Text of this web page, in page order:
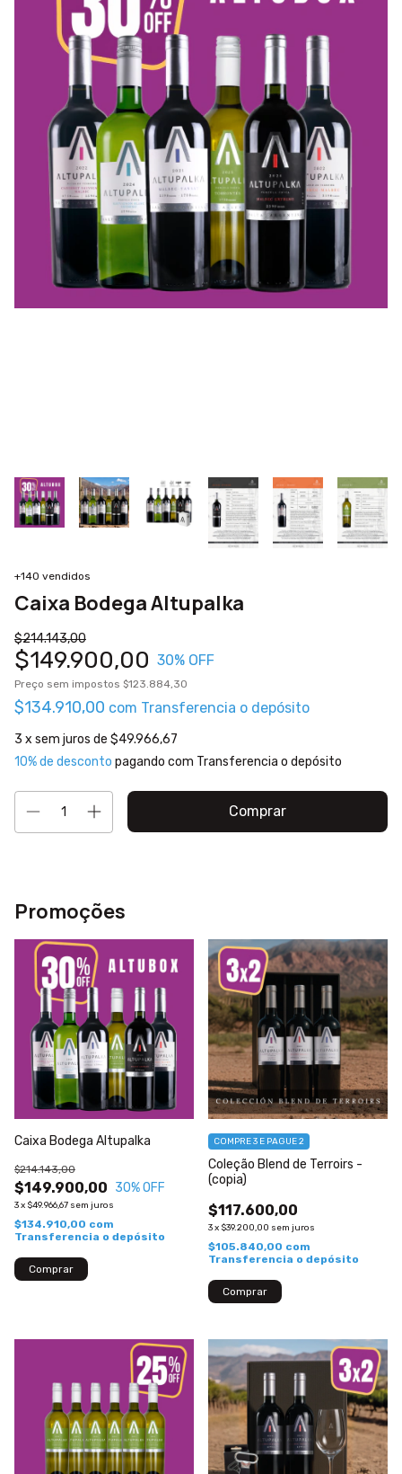
+140 vendidos
Caixa Bodega Altupalka
$214.143,00
$149.900,00 30% OFF
Preço sem impostos $123.884,30
$134.910,00 com Transferencia o depósito
3 x sem juros de $49.966,67
10% de desconto pagando com Transferencia o depósito
Promoções
Caixa Bodega Altupalka
$149.900,00
$214.143,00
30% OFF
3x $49.966,67 sem juros
$134.910,00 com
Transferencia o depósito
Coleção Blend de Terroirs -
(copia)
$117.600,00
3x $39.200,00 sem juros
COMPRE 3 E PAGUE 2
$105.840,00 com
Transferencia o depósito